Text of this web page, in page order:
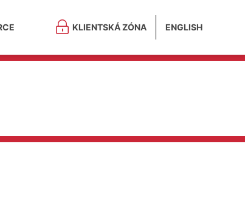
KLIENTSKÁ ZÓNA ENGLISH